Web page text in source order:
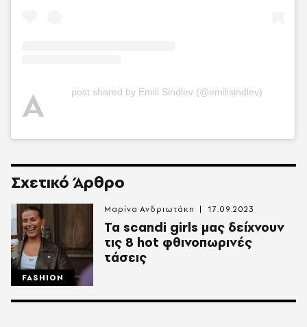
A post shared by Emili Sindlev (@emilisindlev)
Σχετικό Άρθρο
FASHION
Τα scandi girls μας δείχνουν
τις 8 hot φθινοπωρινές
τάσεις
Μαρίνα Ανδριωτάκη 17.09.2023